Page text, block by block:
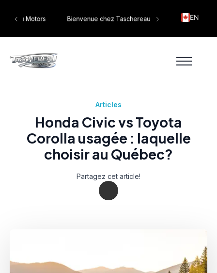
Bienvenue chez Taschereau Motors EN
Articles
Honda Civic vs Toyota
Corolla usagée : laquelle
choisir au Québec?
Partagez cet article!